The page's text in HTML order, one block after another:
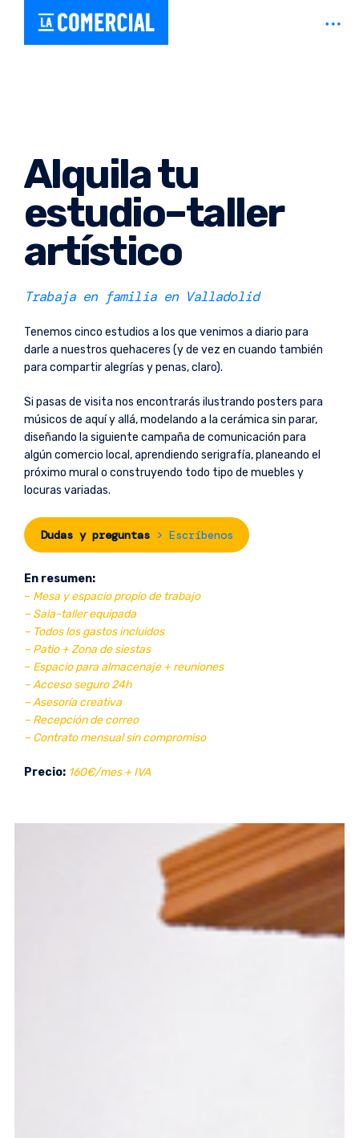
La Comercial
Estudio y taller compartido en Valladolid – Coworking creativo
Alquila tu
estudio–taller
artístico
Trabaja en familia en Valladolid
Tenemos cinco estudios a los que venimos a diario para
darle a nuestros quehaceres (y de vez en cuando también
para compartir alegrías y penas, claro).
Si pasas de visita nos encontrarás ilustrando posters para
músicos de aquí y allá, modelando a la cerámica sin parar,
diseñando la siguiente campaña de comunicación para
algún comercio local, aprendiendo serigrafía, planeando el
próximo mural o construyendo todo tipo de muebles y
locuras variadas.
Dudas y preguntas> Escríbenos
En resumen:
– Mesa y espacio propio de trabajo
– Sala-taller equipada
– Todos los gastos incluidos
– Patio + Zona de siestas
– Espacio para almacenaje + reuniones
– Acceso seguro 24h
– Asesoría creativa
– Recepción de correo
– Contrato mensual sin compromiso
Precio: 160€/mes + IVA